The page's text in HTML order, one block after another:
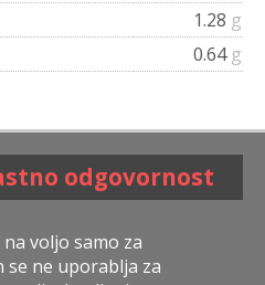
1.28 g
0.64 g
odgovornost
voljo samo za
se ne uporablja za